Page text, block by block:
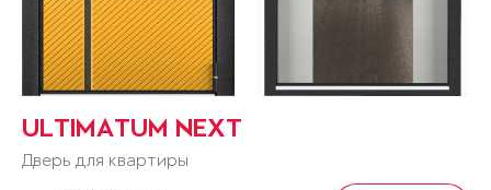
ULTIMATUM NEXT
Дверь для квартиры